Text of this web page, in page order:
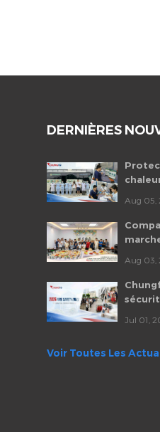
DERNIÈRES
Aug 05,
Aug 03,
Jul 01,
Voir Toutes Les